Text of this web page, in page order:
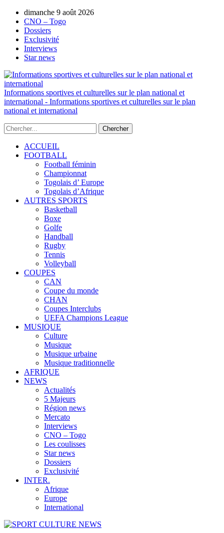
dimanche 9 août 2026
CNO – Togo
Dossiers
Exclusivité
Interviews
Star news
Informations sportives et culturelles sur le plan national et
international - Informations sportives et culturelles sur le plan
national et international
ACCUEIL
FOOTBALL
Football féminin
Championnat
Togolais d’ Europe
Togolais d’Afrique
AUTRES SPORTS
Basketball
Boxe
Golfe
Handball
Rugby
Tennis
Volleyball
COUPES
CAN
Coupe du monde
CHAN
Coupes Interclubs
UEFA Champions League
MUSIQUE
Culture
Musique
Musique urbaine
Musique traditionnelle
AFRIQUE
NEWS
Actualités
5 Majeurs
Région news
Mercato
Interviews
CNO – Togo
Les coulisses
Star news
Dossiers
Exclusivité
INTER.
Afrique
Europe
International
AUTORISATION DE LA HAAC N°0134/HAAC/12-